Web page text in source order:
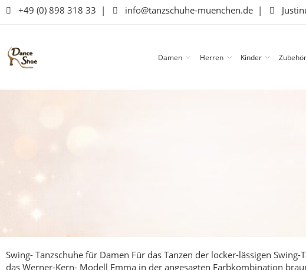
+49 (0) 898 318 33 | info@tanzschuhe-muenchen.de |
Damen Herren Kinder Zubehör
Swing- Tanzschuhe für Damen Für das Tanzen der locker-lässigen
das Werner-Kern- Modell Emma in der angesagten Farbkombination